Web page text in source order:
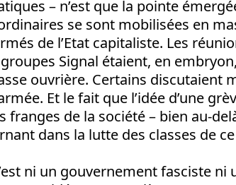
– n’est que la pointe
se sont mobilisées en
de l’Etat capitaliste. Les
Signal étaient, en
ouvrière. Certains discutaient
Et le fait que l’idée d’une
franges de la société – bien au-
dans la lutte des classes de
ni un gouvernement fasciste ni